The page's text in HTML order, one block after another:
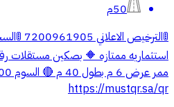
50م
https://mustqr.sa/qr